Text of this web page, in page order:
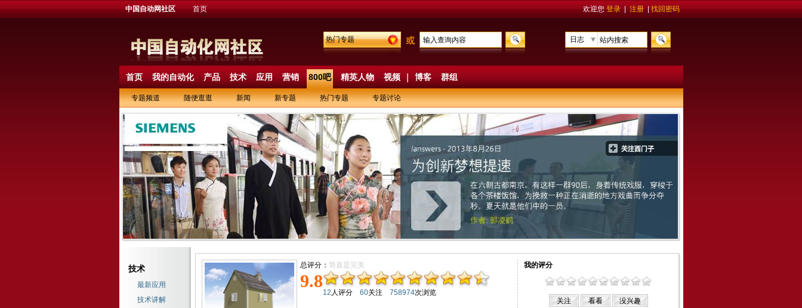
中国自动网社区 首页 欢迎您登录 |注册 |找回密码
热门专题 日志
首页 我的自动化 产品 技术 应用 营销 800吧 精英人物 视频 | 博客 群组
专题频道 随便逛逛 新闻 新专题 热门专题 专题讨论
技术
最新应用
技术讲解
总评分： 简直是完美
9.8
12 人评分 60关注 758974次浏览
我的评分